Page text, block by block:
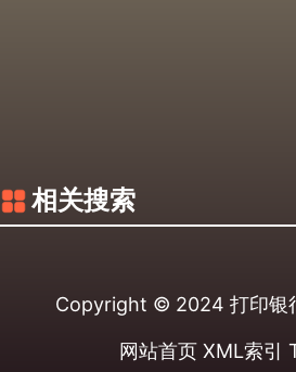
相关搜索
Copyright © 2024 打印银
网站首页 XML索引